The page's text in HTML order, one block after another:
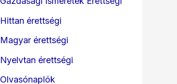
Hittan érettségi
Magyar érettségi
Nyelvtan érettségi
Olvasónaplók